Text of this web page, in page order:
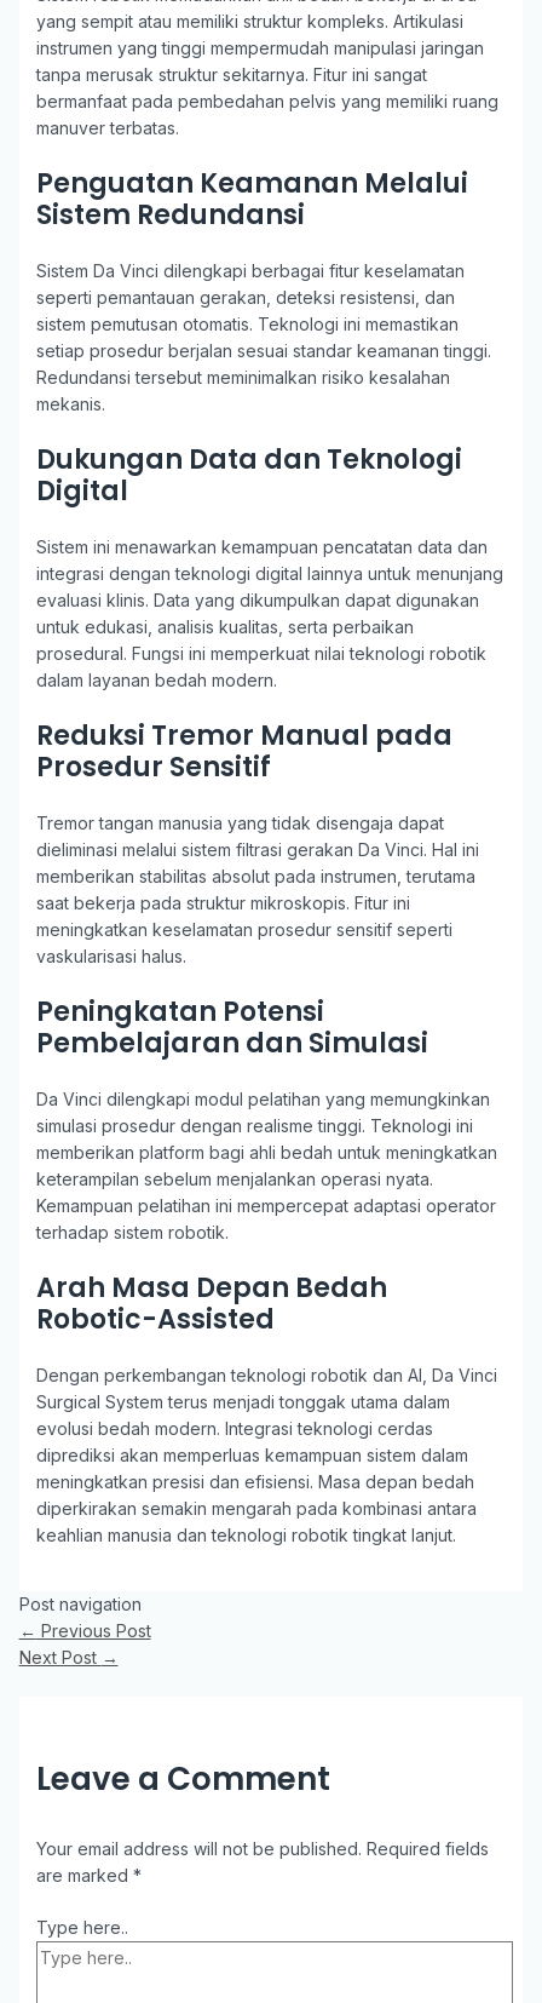
yang sempit atau memiliki struktur kompleks. Artikulasi
instrumen yang tinggi mempermudah manipulasi jaringan
tanpa merusak struktur sekitarnya. Fitur ini sangat
bermanfaat pada pembedahan pelvis yang memiliki ruang
manuver terbatas.
Penguatan Keamanan Melalui
Sistem Redundansi
Sistem Da Vinci dilengkapi berbagai fitur keselamatan
seperti pemantauan gerakan, deteksi resistensi, dan
sistem pemutusan otomatis. Teknologi ini memastikan
setiap prosedur berjalan sesuai standar keamanan tinggi.
Redundansi tersebut meminimalkan risiko kesalahan
mekanis.
Dukungan Data dan Teknologi
Digital
Sistem ini menawarkan kemampuan pencatatan data dan
integrasi dengan teknologi digital lainnya untuk menunjang
evaluasi klinis. Data yang dikumpulkan dapat digunakan
untuk edukasi, analisis kualitas, serta perbaikan
prosedural. Fungsi ini memperkuat nilai teknologi robotik
dalam layanan bedah modern.
Reduksi Tremor Manual pada
Prosedur Sensitif
Tremor tangan manusia yang tidak disengaja dapat
dieliminasi melalui sistem filtrasi gerakan Da Vinci. Hal ini
memberikan stabilitas absolut pada instrumen, terutama
saat bekerja pada struktur mikroskopis. Fitur ini
meningkatkan keselamatan prosedur sensitif seperti
vaskularisasi halus.
Peningkatan Potensi
Pembelajaran dan Simulasi
Da Vinci dilengkapi modul pelatihan yang memungkinkan
simulasi prosedur dengan realisme tinggi. Teknologi ini
memberikan platform bagi ahli bedah untuk meningkatkan
keterampilan sebelum menjalankan operasi nyata.
Kemampuan pelatihan ini mempercepat adaptasi operator
terhadap sistem robotik.
Arah Masa Depan Bedah
Robotic-Assisted
Dengan perkembangan teknologi robotik dan AI, Da Vinci
Surgical System terus menjadi tonggak utama dalam
evolusi bedah modern. Integrasi teknologi cerdas
diprediksi akan memperluas kemampuan sistem dalam
meningkatkan presisi dan efisiensi. Masa depan bedah
diperkirakan semakin mengarah pada kombinasi antara
keahlian manusia dan teknologi robotik tingkat lanjut.
Post navigation
← Previous Post
Next Post →
Leave a Comment
Your email address will not be published. Required fields
are marked *
Type here..